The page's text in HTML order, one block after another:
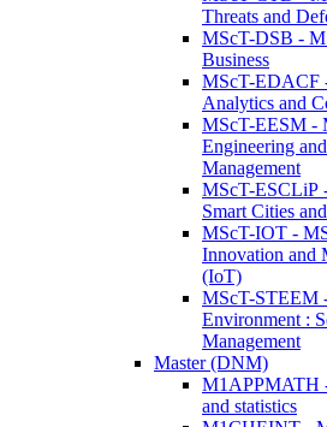
Threats and
MScT-DSB -
Business
MScT-EDACF
Analytics and
MScT-EESM -
Engineering
Management
MScT-ESCLiP
Smart Cities
MScT-IOT -
Innovation and
(IoT)
MScT-STEEM
Environment :
Management
Master (DNM)
M1APPMATH
and statistics